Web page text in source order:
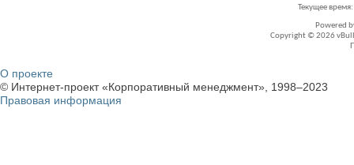
Текущее время:
Powered
Copyright © 2026
О проекте
© Интернет-проект «Корпоративный менеджмент», 1998–2023
Правовая информация